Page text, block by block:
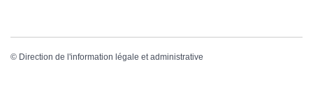
© Direction de l'information légale et administrative